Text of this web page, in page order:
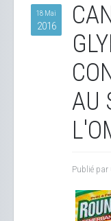
18 Mai
2016
AU
Publié par